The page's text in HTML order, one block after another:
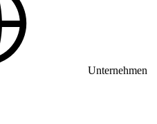
Unternehmen